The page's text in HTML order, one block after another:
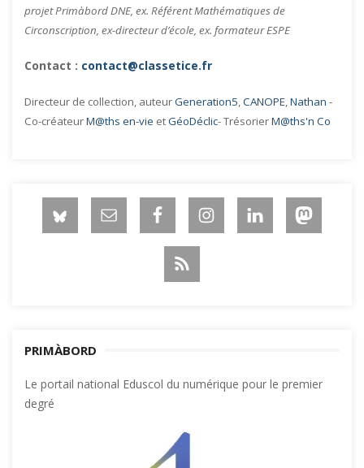
projet Primàbord DNE, ex. Référent Mathématiques de
Circonscription, ex-directeur d’école, ex. formateur ESPE
Contact : contact@classetice.fr
Directeur de collection, auteurGeneration5,CANOPE,Nathan -
Co-créateurM@ths en-vie etGéoDéclic- TrésorierM@ths'n Co
PRIMÀBORD
Le portail national Eduscol du numérique pour le premier
degré